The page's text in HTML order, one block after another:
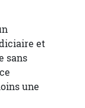
et
sans
une